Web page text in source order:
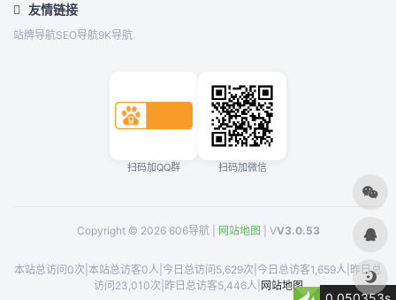
友情链接
站牌导航SEO导航9K导航
扫码加QQ群 扫码加微信
Copyright © 2026 606导航 | 网站地图 | VV3.0.53
本站总访问0次 本站总访客0人 今日总访问5,629次 今日总访客1,659人 昨日总
访问23,010次 昨日总访客5,446人 网站地图